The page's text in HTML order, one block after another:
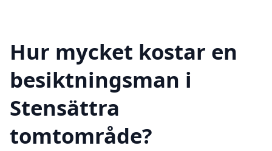
Hur mycket kostar en
besiktningsman i
Stensättra
tomtområde?